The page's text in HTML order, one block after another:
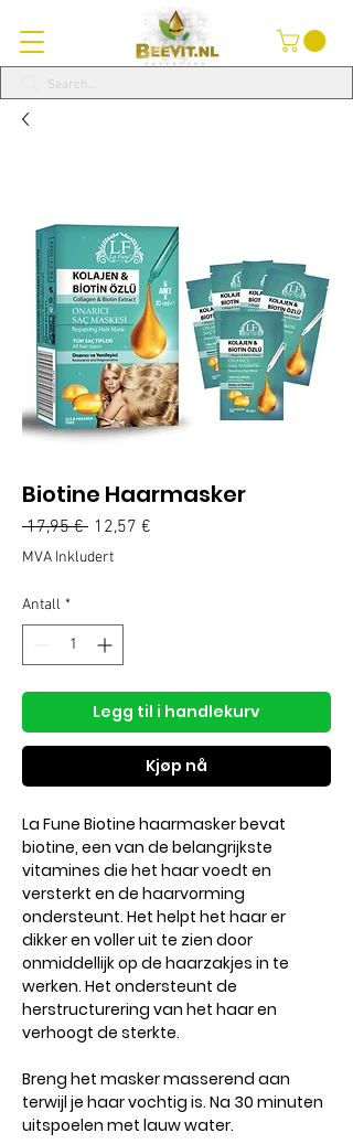
Biotine Haarmasker
17,95 € Vanlig
pris
12,57 €
MVA Inkludert
Antall *
Legg til i handlekurv
Kjøp nå
La Fune Biotine haarmasker bevat
biotine, een van de belangrijkste
vitamines die het haar voedt en
versterkt en de haarvorming
ondersteunt. Het helpt het haar er
dikker en voller uit te zien door
onmiddellijk op de haarzakjes in te
werken. Het ondersteunt de
herstructurering van het haar en
verhoogt de sterkte.
Breng het masker masserend aan
terwijl je haar vochtig is. Na 30 minuten
uitspoelen met lauw water.